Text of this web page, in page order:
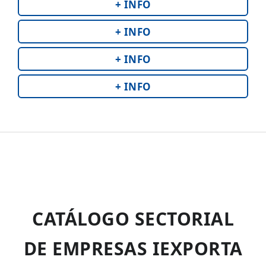
+ INFO
+ INFO
+ INFO
+ INFO
CATÁLOGO SECTORIAL
DE EMPRESAS IEXPORTA